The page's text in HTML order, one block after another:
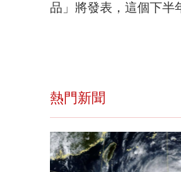
品」將發表，這個下半
熱門新聞